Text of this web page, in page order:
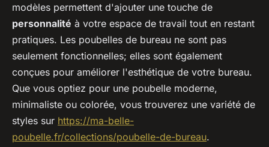
modèles permettent d'ajouter une touche de
personnalité à votre espace de travail tout en restant
pratiques. Les poubelles de bureau ne sont pas
seulement fonctionnelles; elles sont également
conçues pour améliorer l'esthétique de votre bureau.
Que vous optiez pour une poubelle moderne,
minimaliste ou colorée, vous trouverez une variété de
styles sur https://ma-belle-
poubelle.fr/collections/poubelle-de-bureau.